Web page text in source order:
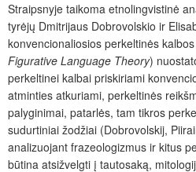
Straipsnyje taikoma etnolingvistinė
tyrėjų Dmitrijaus Dobrovolskio ir
konvencionaliosios perkeltinės
Figurative Language Theory)
perkeltinei kalbai priskiriami
atminties atkuriami, perkeltinės
palyginimai, patarlės, tam tikros
sudurtiniai žodžiai (Dobrovolskij,
analizuojant frazeologizmus ir kitus
būtina atsižvelgti į tautosaką,